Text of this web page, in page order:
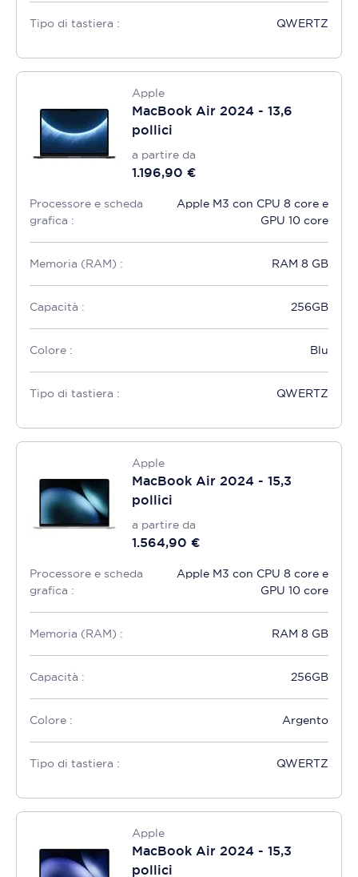
Tipo di tastiera : QWERTZ
Apple
MacBook Air 2024 - 13,6
pollici
a partire da
1.196,90 €
Processore e scheda
grafica :
Apple M3 con CPU 8 core e
GPU 10 core
Memoria (RAM) : RAM 8 GB
Capacità : 256GB
Colore : Blu
Tipo di tastiera : QWERTZ
Apple
MacBook Air 2024 - 15,3
pollici
a partire da
1.564,90 €
Processore e scheda
grafica :
Apple M3 con CPU 8 core e
GPU 10 core
Memoria (RAM) : RAM 8 GB
Capacità : 256GB
Colore : Argento
Tipo di tastiera : QWERTZ
Apple
MacBook Air 2024 - 15,3
pollici